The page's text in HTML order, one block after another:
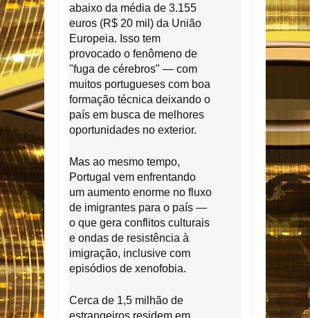
abaixo da média de 3.155
euros (R$ 20 mil) da União
Europeia. Isso tem
provocado o fenômeno de
"fuga de cérebros" — com
muitos portugueses com boa
formação técnica deixando o
país em busca de melhores
oportunidades no exterior.
Mas ao mesmo tempo,
Portugal vem enfrentando
um aumento enorme no fluxo
de imigrantes para o país —
o que gera conflitos culturais
e ondas de resistência à
imigração, inclusive com
episódios de xenofobia.
Cerca de 1,5 milhão de